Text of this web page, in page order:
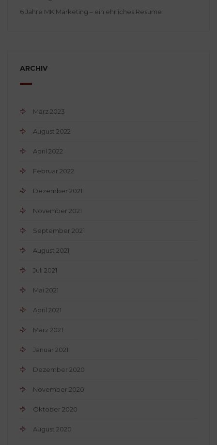
6 Jahre MK Marketing – ein ehrliches Resume
ARCHIV
März 2023
August 2022
April 2022
Februar 2022
Dezember 2021
November 2021
September 2021
August 2021
Juli 2021
Mai 2021
April 2021
März 2021
Januar 2021
Dezember 2020
November 2020
Oktober 2020
August 2020